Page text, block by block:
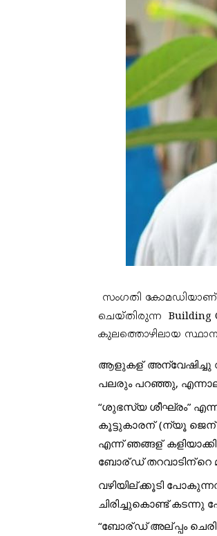
സംഗതി
ചെയ്തിരുന്ന  Building
കുലത്തൊഴിലായ
ആളുകള് അന്വേഷിച്ചു
പലരും പറഞ്ഞു,
“ശുഭസ്യ ശീഘ്രം”
കൂട്ടുകാരന് (ന്യൂ ജെന്
എന്ന് ഞങ്ങള് കളിയാക്കി വിളിക്കും) “
ബോര്ഡ് തറവാടിന്റെ
വഴിയില്ക്കൂടി
ചിരിച്ചുകൊണ്ട് കടന്നു
“ബോര്ഡ് അല്പ്പം